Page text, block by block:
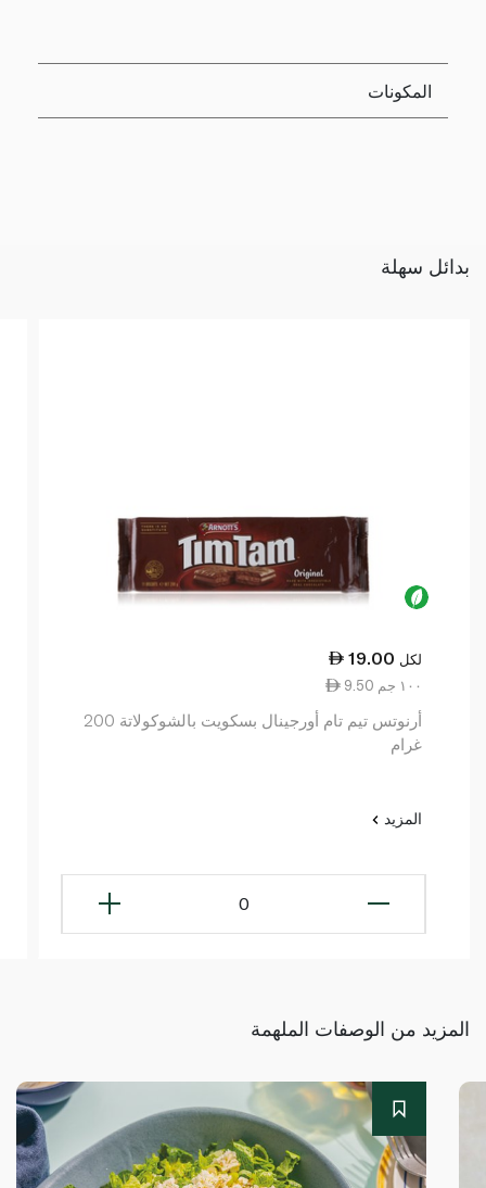
المكونات
بدائل سهلة
19.00 لكل
9.50 ١٠٠ جم
أرنوتس تيم تام أورجينال بسكويت بالشوكولاتة 200
غرام
المزيد
0
المزيد من الوصفات الملهمة